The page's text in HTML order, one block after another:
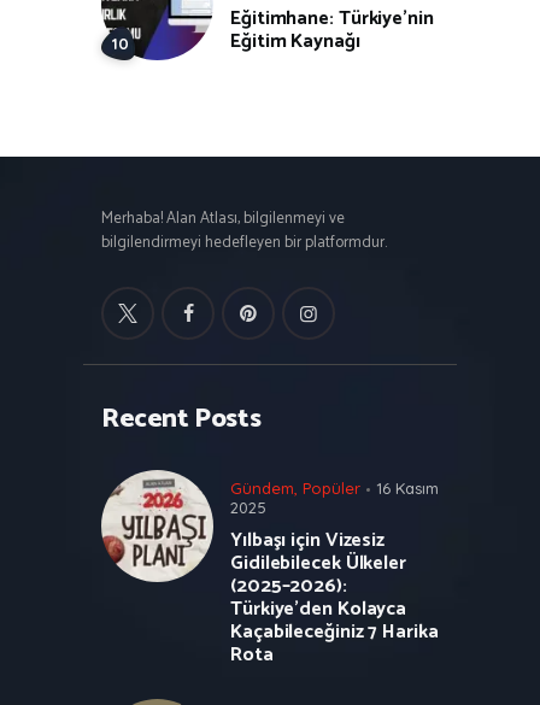
Eğitimhane: Türkiye’nin
Eğitim Kaynağı
Merhaba! Alan Atlası, bilgilenmeyi ve
bilgilendirmeyi hedefleyen bir platformdur.
Recent Posts
Gündem, Popüler
16 Kasım
2025
Yılbaşı için Vizesiz
Gidilebilecek Ülkeler
(2025–2026):
Türkiye’den Kolayca
Kaçabileceğiniz 7 Harika
Rota